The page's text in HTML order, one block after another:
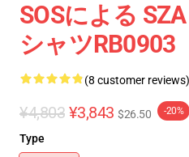
SOSによる
シャツRB0903
(8 customer reviews)
¥4,803 ¥3,843 $26.50 -20%
Type